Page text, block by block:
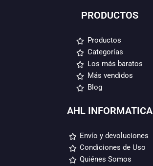
PRODUCTOS
Productos
Categorías
Los más baratos
Más vendidos
Blog
AHL INFORMATICA
Envío y devoluciones
Condiciones de Uso
Quiénes Somos